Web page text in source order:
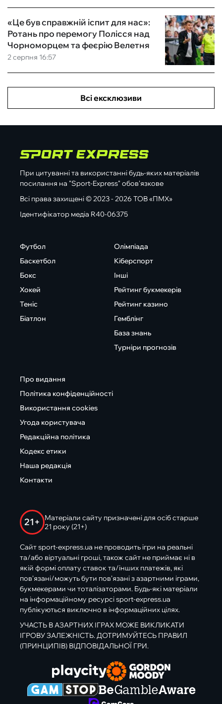
2 серпня 16:57
«Це був справжній іспит для нас»:
Ротань про перемогу Полісся над
Чорноморцем та феєрію Велетня
Всі ексклюзиви
При цитуванні та використанні будь-яких матеріалів
посилання на "Sport-Express" обов'язкове
Всі права захищені © 2023 - 2026 ТОВ «ПМХ»
Ідентифікатор медіа R40-06375
Футбол
Баскетбол
Бокс
Хокей
Теніс
Біатлон
Олімпіада
Кіберспорт
Інші
Рейтинг букмекерів
Рейтинг казино
Гемблінг
База знань
Турніри прогнозів
Про видання
Політика конфіденційності
Використання cookies
Угода користувача
Редакційна політика
Кодекс етики
Наша редакція
Контакти
21+
Матеріали сайту призначені для осіб старше
21 року (21+)
Сайт sport-express.ua не проводить ігри на реальні
та/або віртуальні гроші, також сайт не приймає ні в
якій формі оплату ставок та/інших платежів, які
пов’язані/можуть бути пов’язані з азартними іграми,
букмекерами чи тоталізаторами. Будь-які матеріали
на інформаційному ресурсі sport-express.ua
публікуються виключно в інформаційних цілях.
УЧАСТЬ В АЗАРТНИХ ІГРАХ МОЖЕ ВИКЛИКАТИ
ІГРОВУ ЗАЛЕЖНІСТЬ. ДОТРИМУЙТЕСЬ ПРАВИЛ
(ПРИНЦИПІВ) ВІДПОВІДАЛЬНОЇ ГРИ.